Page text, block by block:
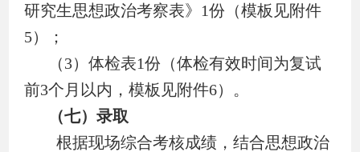
研究生思想政治考察表》 1份 （模板见附件
5）；
（3）体检表1份（体检有效时间为复试
前3个月以内，模板见附件6）。
（七）录取
根据现场综合考核成绩，结合思想政治